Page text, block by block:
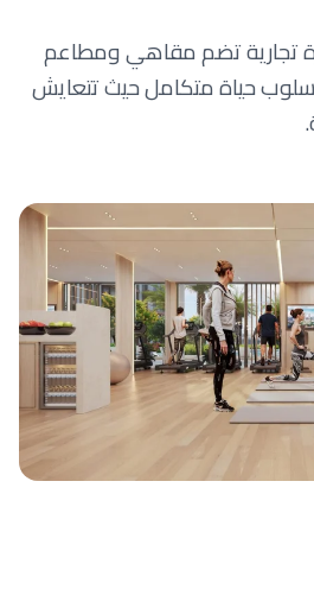
تجارية تضم مقاهي ومطاعم
حياة متكامل حيث تتعايش